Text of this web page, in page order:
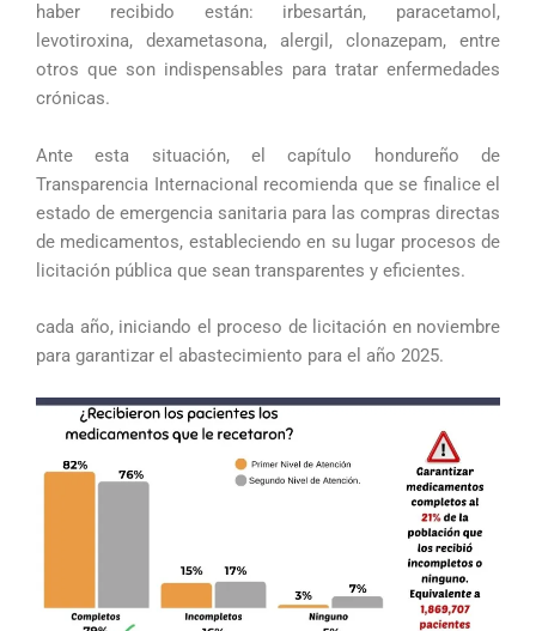
haber recibido están: irbesartán, paracetamol,
levotiroxina, dexametasona, alergil, clonazepam, entre
otros que son indispensables para tratar enfermedades
crónicas.
Ante esta situación, el capítulo hondureño de
Transparencia Internacional recomienda que se finalice el
estado de emergencia sanitaria para las compras directas
de medicamentos, estableciendo en su lugar procesos de
licitación pública que sean transparentes y eficientes.
cada año, iniciando el proceso de licitación en noviembre
para garantizar el abastecimiento para el año 2025.